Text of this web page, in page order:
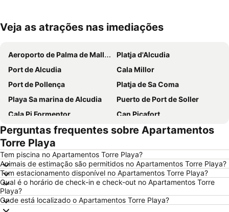
Ampliar mapa
Veja as atrações nas imediações
Aeroporto de Palma de Mallorca
Platja d'Alcudia
Port de Alcudia
Cala Millor
Port de Pollença
Platja de Sa Coma
Playa Sa marina de Alcudia
Puerto de Port de Soller
Cala Pi Formentor
Can Picafort
Parc Natural de s'Albufera de Mallorca
Puerto de Valdemossa - Sa Marina
S´Illot - Cala Moreja
Arenal de sa Canova
Sant Jordi
Platja des Morer Vermell
Cidade Romana de Pollentia
Club Náutico Cala Ratjada
Playa Son Baulo
Santuário de Lluc
Perguntas frequentes sobre Apartamentos
Torre Playa
Tem piscina no Apartamentos Torre Playa?
Animais de estimação são permitidos no Apartamentos Torre Playa?
Tem estacionamento disponível no Apartamentos Torre Playa?
Qual é o horário de check-in e check-out no Apartamentos Torre
Playa?
Onde está localizado o Apartamentos Torre Playa?